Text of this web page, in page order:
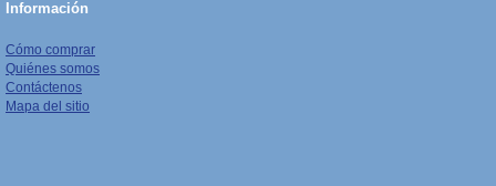
Información
Cómo comprar
Quiénes somos
Contáctenos
Mapa del sitio